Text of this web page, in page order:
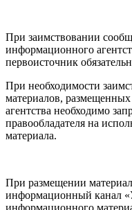
При заимствовании
информационного
первоисточник
При необходимости
материалов,
агентства необходимо
правообладателя на
материала.
При размещении
информационный канал
информационного